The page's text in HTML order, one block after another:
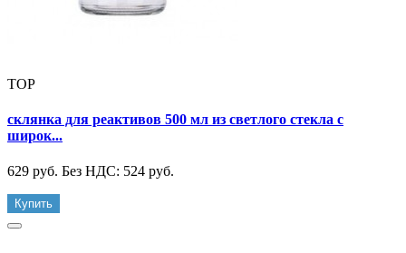
TOP
склянка для реактивов 500 мл из светлого стекла с
широк...
629 руб. Без НДС: 524 руб.
Купить